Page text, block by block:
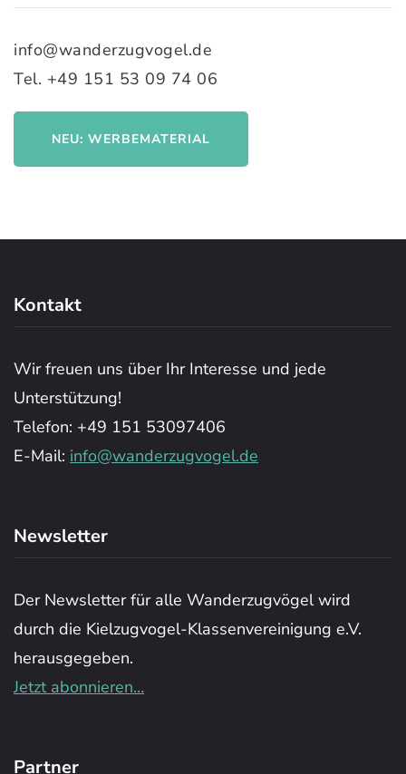
info@wanderzugvogel.de
Tel. +49 151 53 09 74 06
NEU: WERBEMATERIAL
Kontakt
Wir freuen uns über Ihr Interesse und jede
Unterstützung!
Telefon: +49 151 53097406
E-Mail: info@wanderzugvogel.de
Newsletter
Der Newsletter für alle Wanderzugvögel wird
durch die Kielzugvogel-Klassenvereinigung e.V.
herausgegeben.
Jetzt abonnieren…
Partner